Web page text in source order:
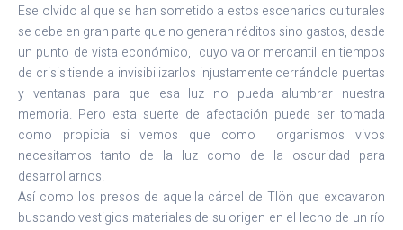
Ese olvido al que se han sometido a estos escenarios culturales
se debe en gran parte que no generan réditos sino gastos, desde
un punto de vista económico, cuyo valor mercantil en tiempos
de crisis tiende a invisibilizarlos injustamente cerrándole puertas
y ventanas para que esa luz no pueda alumbrar nuestra
memoria. Pero esta suerte de afectación puede ser tomada
como propicia si vemos que como organismos vivos
necesitamos tanto de la luz como de la oscuridad para
desarrollarnos.
Así como los presos de aquella cárcel de Tlön que excavaron
buscando vestigios materiales de su origen en el lecho de un río